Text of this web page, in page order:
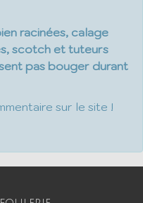
normalement
racinées, calage
scotch et tuteurs
pas bouger durant
sur le site !